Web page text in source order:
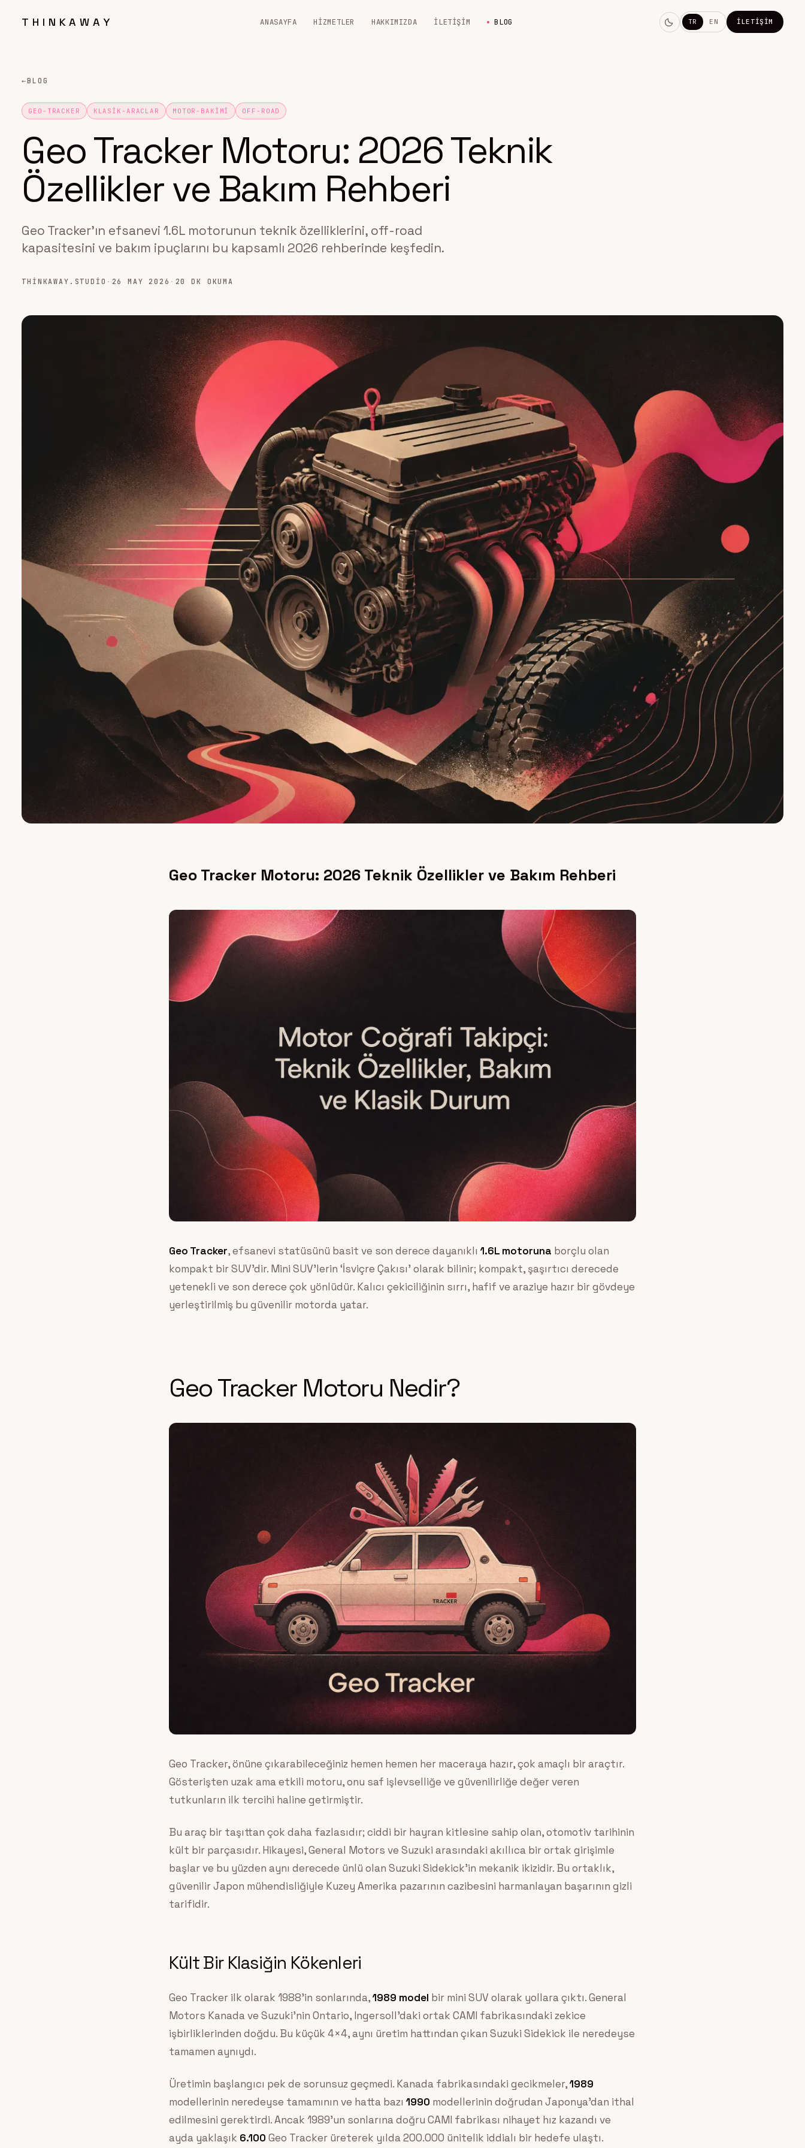
THINKAWAY ANASAYFA HIZMETLER HAKKIMIZDA İLETIŞIM BLOG TR EN İLETIŞIM
←BLOG
GEO-TRACKER KLASIK-ARACLAR MOTOR-BAKIMI OFF-ROAD
Geo Tracker Motoru: 2026 Teknik
Özellikler ve Bakım Rehberi
Geo Tracker'ın efsanevi 1.6L motorunun teknik özelliklerini, off-road
kapasitesini ve bakım ipuçlarını bu kapsamlı 2026 rehberinde keşfedin.
THINKAWAY.STUDIO · 26 MAY 2026 · 20 DK OKUMA
Geo Tracker Motoru: 2026 Teknik Özellikler ve Bakım Rehberi
Geo Tracker, efsanevi statüsünü basit ve son derece dayanıklı 1.6L motoruna borçlu olan
kompakt bir SUV’dir. Mini SUV’lerin ‘İsviçre Çakısı’ olarak bilinir; kompakt, şaşırtıcı derecede
yetenekli ve son derece çok yönlüdür. Kalıcı çekiciliğinin sırrı, hafif ve araziye hazır bir gövdeye
yerleştirilmiş bu güvenilir motorda yatar.
Geo Tracker Motoru Nedir?
Geo Tracker, önüne çıkarabileceğiniz hemen hemen her maceraya hazır, çok amaçlı bir araçtır.
Gösterişten uzak ama etkili motoru, onu saf işlevselliğe ve güvenilirliğe değer veren
tutkunların ilk tercihi haline getirmiştir.
Bu araç bir taşıttan çok daha fazlasıdır; ciddi bir hayran kitlesine sahip olan, otomotiv tarihinin
kült bir parçasıdır. Hikayesi, General Motors ve Suzuki arasındaki akıllıca bir ortak girişimle
başlar ve bu yüzden aynı derecede ünlü olan Suzuki Sidekick’in mekanik ikizidir. Bu ortaklık,
güvenilir Japon mühendisliğiyle Kuzey Amerika pazarının cazibesini harmanlayan başarının gizli
tarifidir.
Kült Bir Klasiğin Kökenleri
Geo Tracker ilk olarak 1988’in sonlarında,1989 model bir mini SUV olarak yollara çıktı. General
Motors Kanada ve Suzuki’nin Ontario, Ingersoll’daki ortak CAMI fabrikasındaki zekice
işbirliklerinden doğdu. Bu küçük 4×4, aynı üretim hattından çıkan Suzuki Sidekick ile neredeyse
tamamen aynıydı.
Üretimin başlangıcı pek de sorunsuz geçmedi. Kanada fabrikasındaki gecikmeler,1989
modellerinin neredeyse tamamının ve hatta bazı 1990 modellerinin doğrudan Japonya’dan ithal
edilmesini gerektirdi. Ancak 1989’un sonlarına doğru CAMI fabrikası nihayet hız kazandı ve
ayda yaklaşık 6.100 Geo Tracker üreterek yılda 200.000 ünitelik iddialı bir hedefe ulaştı.